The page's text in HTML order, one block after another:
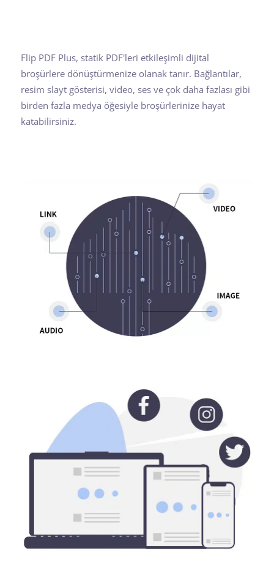
Flip PDF Plus, statik PDF'leri etkileşimli dijital
broşürlere dönüştürmenize olanak tanır. Bağlantılar,
resim slayt gösterisi, video, ses ve çok daha fazlası gibi
birden fazla medya öğesiyle broşürlerinize hayat
katabilirsiniz.